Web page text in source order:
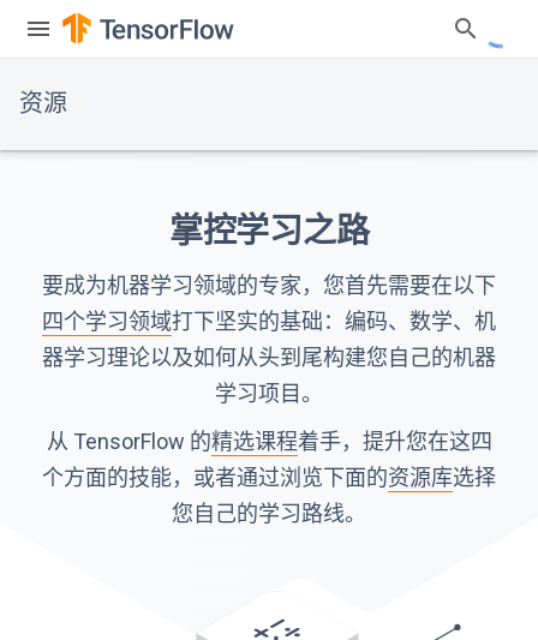
资源
掌控学习之路
要成为机器学习领域的专家，您首先需要在以下
四个学习领域打下坚实的基础：编码、数学、机
器学习理论以及如何从头到尾构建您自己的机器
学习项目。
从 TensorFlow 的精选课程着手，提升您在这四
个方面的技能，或者通过浏览下面的资源库选择
您自己的学习路线。